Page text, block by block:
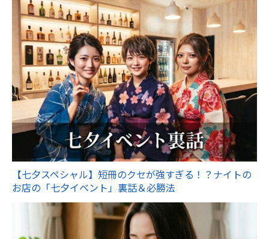
【七夕スペシャル】短冊のクセが強すぎる！？ナイトの
お店の「七夕イベント」裏話＆必勝法